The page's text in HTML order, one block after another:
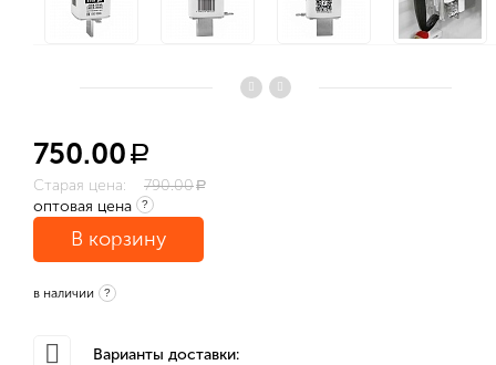
750.00 a
Старая цена: 790.00 a
оптовая цена ?
В корзину
в наличии ?
Варианты доставки: